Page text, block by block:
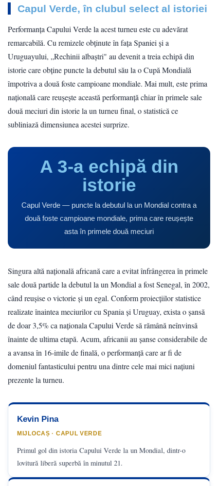
Capul Verde, în clubul select al istoriei
Performanța Capului Verde la acest turneu este cu adevărat
remarcabilă. Cu remizele obținute în fața Spaniei și a
Uruguayului, „Rechinii albaștri" au devenit a treia echipă din
istorie care obține puncte la debutul său la o Cupă Mondială
împotriva a două foste campioane mondiale. Mai mult, este prima
națională care reușește această performanță chiar în primele sale
două meciuri din istorie la un turneu final, o statistică ce
subliniază dimensiunea acestei surprize.
A 3-a echipă din
istorie
Capul Verde — puncte la debutul la un Mondial contra a
două foste campioane mondiale, prima care reușește
asta în primele două meciuri
Singura altă națională africană care a evitat înfrângerea în primele
sale două partide la debutul la un Mondial a fost Senegal, în 2002,
când reușise o victorie și un egal. Conform proiecțiilor statistice
realizate înaintea meciurilor cu Spania și Uruguay, exista o șansă
de doar 3,5% ca naționala Capului Verde să rămână neînvinsă
înainte de ultima etapă. Acum, africanii au șanse considerabile de
a avansa în 16-imile de finală, o performanță care ar fi de
domeniul fantasticului pentru una dintre cele mai mici națiuni
prezente la turneu.
Kevin Pina
MIJLOCAȘ · CAPUL VERDE
Primul gol din istoria Capului Verde la un Mondial, dintr-o
lovitură liberă superbă în minutul 21.